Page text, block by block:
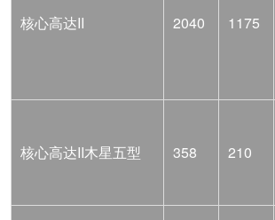
核心高达II 2040 1175
核心高达II木星五型 358 210